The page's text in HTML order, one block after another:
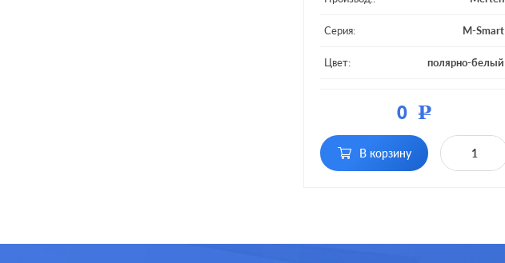
Серия: M-Smart
Цвет: полярно-белый
постов:
перегородки
0Р
В корзину